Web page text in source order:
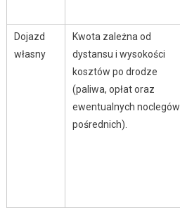
Dojazd
własny
Kwota zależna od
dystansu i wysokości
kosztów po drodze
(paliwa, opłat oraz
ewentualnych noclegów
pośrednich).